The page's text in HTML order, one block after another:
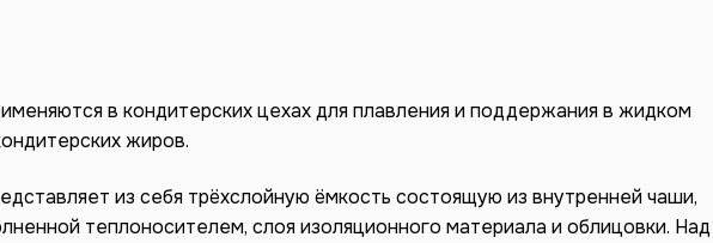
в кондитерских цехах для плавления и поддержания в жидком
жиров.
из себя трёхслойную ёмкость состоящую из внутренней чаши,
теплоносителем, слоя изоляционного материала и облицовки. Над